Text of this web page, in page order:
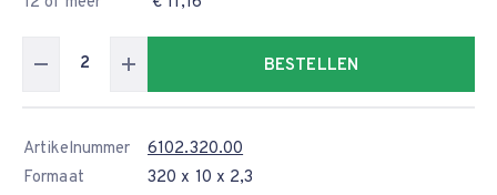
BESTELLEN
Artikelnummer
6102.320.00
Formaat
320 x 10 x 2,3